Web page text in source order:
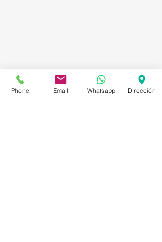
Phone Email Whatsapp Dirección